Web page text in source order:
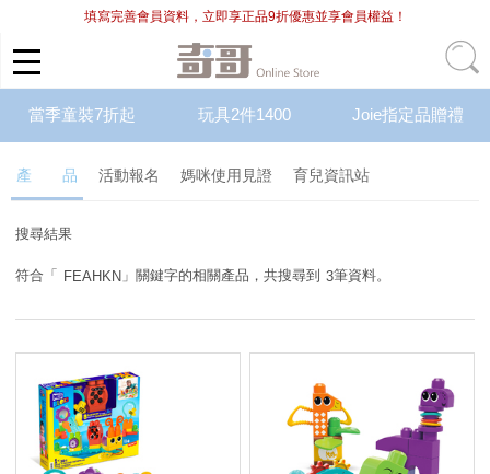
填寫完善會員資料，立即享正品9折優惠並享會員權益！
當季童裝7折起 玩具2件1400 Joie指定品贈禮
產 品 活動報名 媽咪使用見證 育兒資訊站
搜尋結果
符合「 FEAHKN 」關鍵字的相關產品，共搜尋到 3筆資料。